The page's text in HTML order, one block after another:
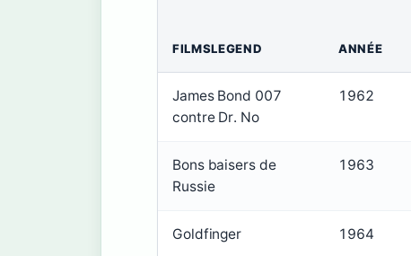
FILMSLEGEND ANNÉE
James Bond 007
contre Dr. No
1962
Bons baisers de
Russie
1963
Goldfinger 1964